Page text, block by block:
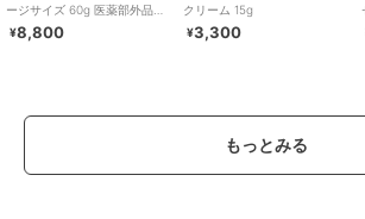
ージサイズ 60g 医薬部外品
（シワ改善美容液）
¥8,800
クリーム 15g
¥3,300
もっとみる